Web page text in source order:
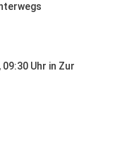
Uhr in Zur